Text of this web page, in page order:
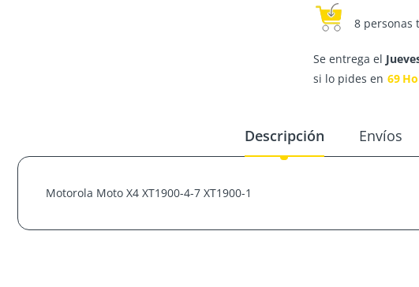
8 personas
Se entrega el
si lo pides en 69
Descripción Envíos
Motorola Moto X4 XT1900-4-7 XT1900-1